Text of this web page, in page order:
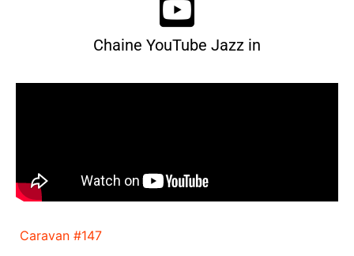
Chaine YouTube Jazz in
Caravan #147